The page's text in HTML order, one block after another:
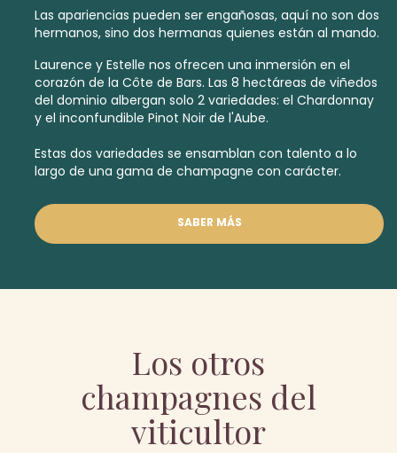
Las apariencias pueden ser engañosas, aquí no son dos
hermanos, sino dos hermanas quienes están al mando.
Laurence y Estelle nos ofrecen una inmersión en el
corazón de la Côte de Bars. Las 8 hectáreas de viñedos
del dominio albergan solo 2 variedades: el Chardonnay
y el inconfundible Pinot Noir de l'Aube.
Estas dos variedades se ensamblan con talento a lo
largo de una gama de champagne con carácter.
SABER MÁS
Los otros
champagnes del
viticultor